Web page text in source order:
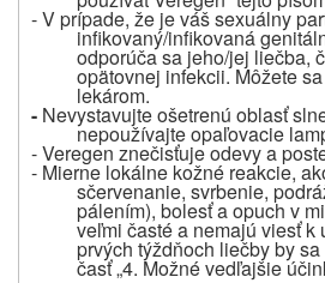
- V prípade, že je váš sexuálny
infikovaný/infikovaná
odporúča sa jeho/jej liečba,
opätovnej infekcii. Môžete
lekárom.
- Nevystavujte ošetrenú oblasť
nepoužívajte opaľovacie
- Veregen znečisťuje odevy a
- Mierne lokálne kožné reakcie,
sčervenanie, svrbenie,
pálením), bolesť a opuch v
veľmi časté a nemajú viesť k
prvých týždňoch liečby by
časť „4. Možné vedľajšie